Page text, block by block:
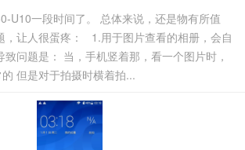
U10一段时间了。 总体来说，还是物有所值
，让人很蛋疼： 1.用于图片查看的相册，会自
问题是： 当，手机竖着那，看一个图片时，
但是对于拍摄时横着拍...